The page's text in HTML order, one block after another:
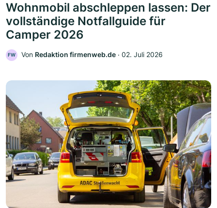
Wohnmobil abschleppen lassen: Der
vollständige Notfallguide für
Camper 2026
FW Von Redaktion firmenweb.de ‧ 02. Juli 2026